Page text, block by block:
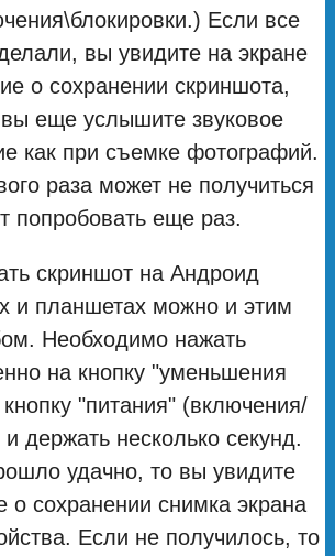
Если все
вы увидите на экране
о сохранении скриншота,
еще услышите звуковое
как при съемке фотографий.
раза может не получиться
попробовать еще раз.
скриншот на Андроид
и планшетах можно и этим
Необходимо нажать
на кнопку "уменьшения
кнопку "питания" (включения/
и держать несколько секунд.
удачно, то вы увидите
о сохранении снимка экрана
Если не получилось, то